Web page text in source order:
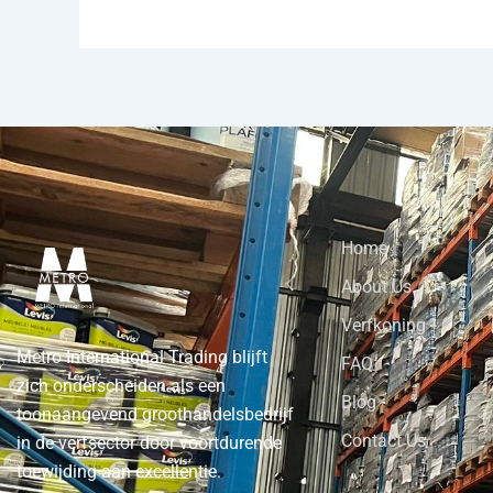
Metro International Trading blijft
zich onderscheiden als een
toonaangevend groothandelsbedrijf
in de verfsector door voortdurende
toewijding aan excellentie.
Home
About Us
Verfkoning
FAQ
Blog
Contact Us